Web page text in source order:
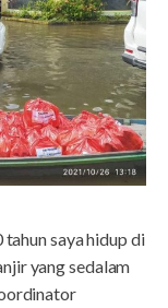
saya hidup di
yang sedalam